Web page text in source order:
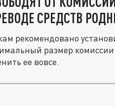
СРЕДСТВ
рекомендовано
размер
ее вовсе.